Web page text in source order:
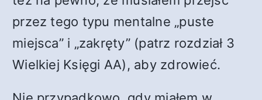
przez tego typu mentalne „puste
miejsca” i „zakręty” (patrz rozdział 3
Wielkiej Księgi AA), aby zdrowieć.